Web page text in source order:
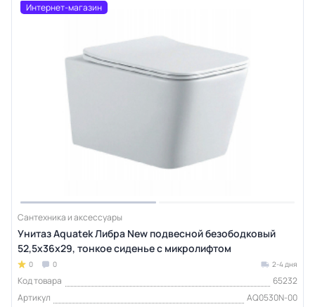
Интернет-магазин
Сантехника и аксессуары
Унитаз Aquatek Либра New подвесной безободковый
52,5х36х29, тонкое сиденье с микролифтом
0 0 2-4 дня
Код товара
65232
Артикул
AQ0530N-00